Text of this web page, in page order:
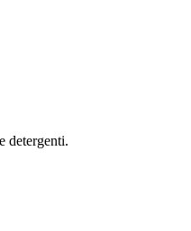
detergenti.